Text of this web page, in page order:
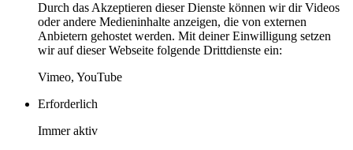
Durch das Akzeptieren dieser Dienste können wir dir Videos
oder andere Medieninhalte anzeigen, die von externen
Anbietern gehostet werden. Mit deiner Einwilligung setzen
wir auf dieser Webseite folgende Drittdienste ein:
Vimeo, YouTube
Erforderlich
Immer aktiv